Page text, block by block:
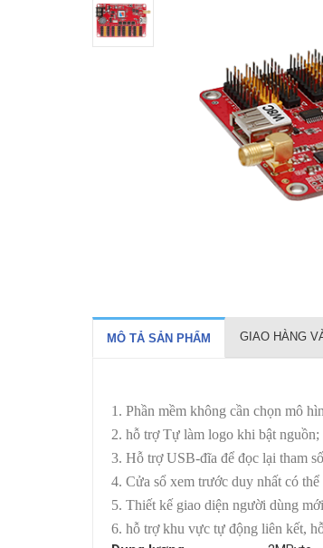
MÔ TẢ SẢN PHẨM GIAO HÀNG
1. Phần mềm không cần chọn mô
2. hỗ trợ Tự làm logo khi bật nguồn;
3. Hỗ trợ USB-đĩa để đọc lại tham
4. Cửa sổ xem trước duy nhất có thể
5. Thiết kế giao diện người dùng
6. hỗ trợ khu vực tự động liên kết,